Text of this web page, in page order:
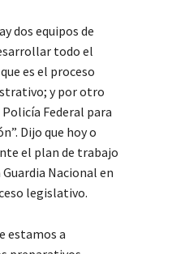
dos equipos de
todo el
es el proceso
y por otro
Federal para
Dijo que hoy o
el plan de trabajo
Nacional en
legislativo.
estamos a